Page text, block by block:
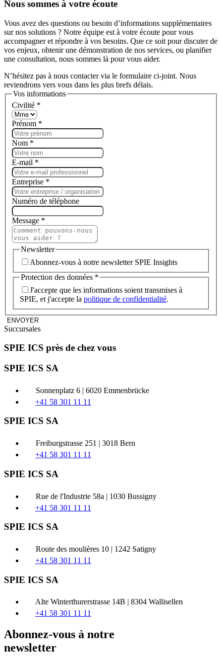
Nous sommes à votre écoute
Vous avez des questions ou besoin d’informations supplémentaires
sur nos solutions ? Notre équipe est à votre écoute pour vous
accompagner et répondre à vos besoins. Que ce soit pour discuter de
vos enjeux, obtenir une démonstration de nos services, ou planifier
une consultation, nous sommes là pour vous aider.
N’hésitez pas à nous contacter via le formulaire ci-joint. Nous
reviendrons vers vous dans les plus brefs délais.
Vos informations
Civilité *
Prénom *
Nom *
E-mail *
Entreprise *
Numéro de téléphone
Message *
Newsletter
Abonnez-vous à notre newsletter SPIE Insights
Protection des données *
J'accepte que les informations soient transmises à
SPIE, et j'accepte la politique de confidentialité.
ENVOYER
Succursales
SPIE ICS près de chez vous
SPIE ICS SA
Sonnenplatz 6 | 6020 Emmenbrücke
+41 58 301 11 11
SPIE ICS SA
Freiburgstrasse 251 | 3018 Bern
+41 58 301 11 11
SPIE ICS SA
Rue de l'Industrie 58a | 1030 Bussigny
+41 58 301 11 11
SPIE ICS SA
Route des moulières 10 | 1242 Satigny
+41 58 301 11 11
SPIE ICS SA
Alte Winterthurerstrasse 14B | 8304 Wallisellen
+41 58 301 11 11
Abonnez-vous à notre
newsletter